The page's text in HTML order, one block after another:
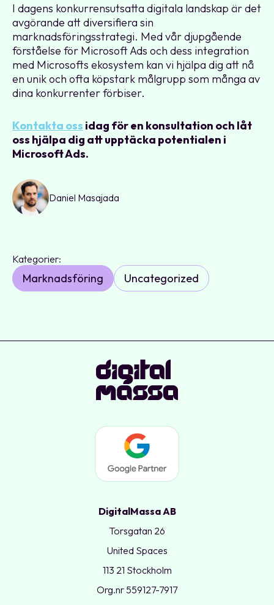
I dagens konkurrensutsatta digitala landskap är det
avgörande att diversifiera sin
marknadsföringsstrategi. Med vår djupgående
förståelse för Microsoft Ads och dess integration
med Microsofts ekosystem kan vi hjälpa dig att nå
en unik och ofta köpstark målgrupp som många av
dina konkurrenter förbiser.
Kontakta oss idag för en konsultation och låt
oss hjälpa dig att upptäcka potentialen i
Microsoft Ads.
Daniel Masajada
Kategorier:
Marknadsföring Uncategorized
DigitalMassa AB
Torsgatan 26
United Spaces
113 21 Stockholm
Org.nr 559127-7917